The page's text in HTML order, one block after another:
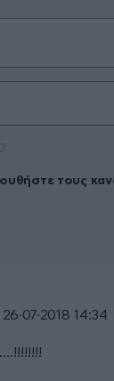
τους
26·07·2018 14:34